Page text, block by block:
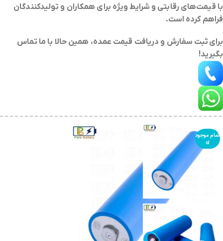
با قیمت‌های رقابتی و شرایط ویژه برای همکاران و تولیدکنندگان
فراهم کرده است.
برای ثبت سفارش و دریافت قیمت عمده، همین حالا با ما تماس
بگیرید!
اتمام موجود
ی